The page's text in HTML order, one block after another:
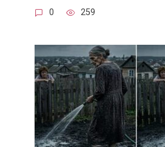
0 259